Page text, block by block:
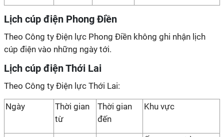
Lịch cúp điện Phong Điền
Theo Công ty Điện lực Phong Điền không ghi nhận lịch
cúp điện vào những ngày tới.
Lịch cúp điện Thới Lai
Theo Công ty Điện lực Thới Lai:
Ngày
Thời gian
từ
Thời gian
đến
Khu vực